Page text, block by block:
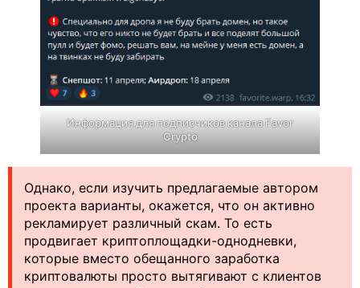
Информация для подписчиков канала Favor
Crypto
Однако, если изучить предлагаемые автором
проекта варианты, окажется, что он активно
рекламирует различный скам. То есть
продвигает криптоплощадки-однодневки,
которые вместо обещанного заработка
криптовалюты просто вытягивают с клиентов